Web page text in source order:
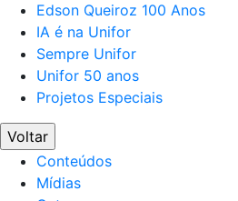
Edson Queiroz 100 Anos
IA é na Unifor
Sempre Unifor
Unifor 50 anos
Projetos Especiais
Voltar
Conteúdos
Mídias